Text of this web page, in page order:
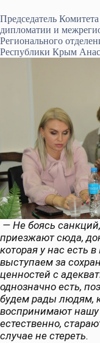
Председатель
дипломатии и
Регионального
Республики Крым
— Не боясь
приезжают сюда,
которая у нас есть
выступаем за
ценностей с
однозначно есть,
будем рады людям,
воспринимают
естественно,
случае не стереть.